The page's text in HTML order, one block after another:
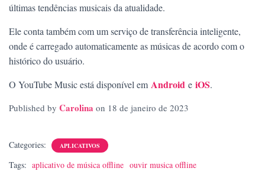
últimas tendências musicais da atualidade.
Ele conta também com um serviço de transferência inteligente,
onde é carregado automaticamente as músicas de acordo com o
histórico do usuário.
O YouTube Music está disponível em Android e iOS.
Published by Carolina on 18 de janeiro de 2023
Categories: APLICATIVOS
Tags: aplicativo de música offline ouvir musica offline